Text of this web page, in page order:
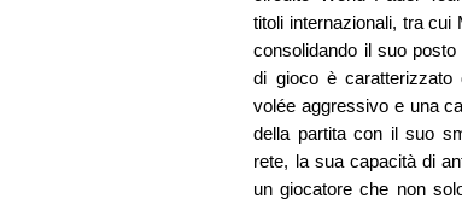
titoli internazionali, tra cui
consolidando il suo
di gioco è caratterizzato
volée aggressivo e una
della partita con il suo
rete, la sua capacità di
un giocatore che non